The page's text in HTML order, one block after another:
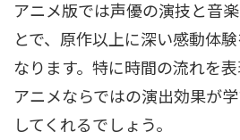
アニメ版では声優の演技と音
とで、原作以上に深い感動体
なります。特に時間の流れを表
アニメならではの演出効果が
してくれるでしょう。